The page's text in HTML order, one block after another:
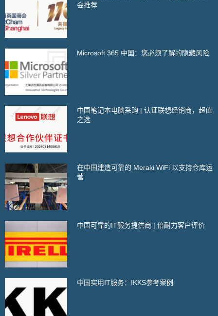
会推荐
Microsoft 365 中国：您必须了解的隐藏风险
中国笔记本电脑采购 | 认证联想经销商，超值
之选
在中国建造可靠的 Meraki WiFi 以支持仓库运
营
中国可靠的IT服务提供商 | 倍耐力客户评价
中国实用IT服务：IKKS参考案例